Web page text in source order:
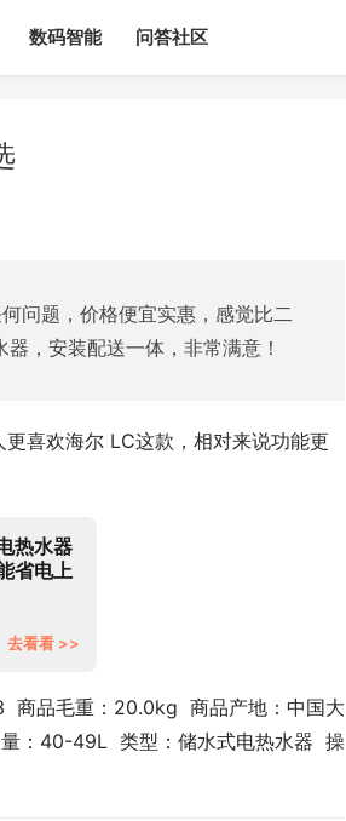
数码智能 问答社区
问题，价格便宜实惠，感觉比二
，安装配送一体，非常满意！
喜欢海尔 LC这款，相对来说功能更
热水器
省电上
去看看 >>
商品毛重：20.0kg  商品产地：中国大
：40-49L  类型：储水式电热水器  操